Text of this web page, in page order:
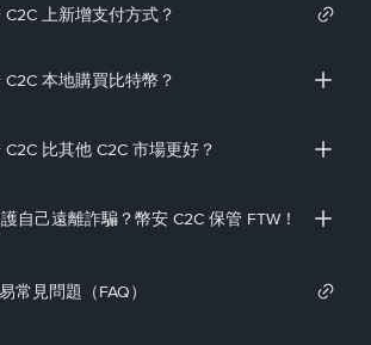
上新增支付方式？
本地購買比特幣？
比其他 C2C 市場更好？
自己遠離詐騙？幣安 C2C 保管 FTW！
常見問題（FAQ）